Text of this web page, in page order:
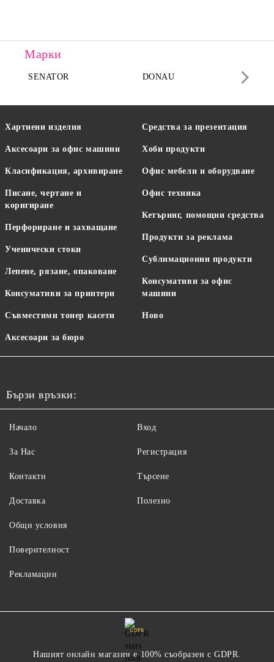
Марки
SENATOR DONAU
Хартиени изделия
Аксесоари за офис машини
Класификация, архивиране
Писане, чертане и
коригиране
Перфориране и захващане
Ученически стоки
Лепене, рязане, опаковане
Консумативи за принтери
Съвместими тонер касети
Аксесоари за бюро
Средства за презентация
Хоби продукти
Офис мебели и оборудване
Офис техника
Кетъринг, помощни средства
Продукти за реклама
Сублимационни продукти
Консумативи за офис
машини
Ново
Бързи връзки:
Начало
За Нас
Контакти
Доставка
Вход
Регистрация
Търсене
Полезно
Общи условия
Поверителност
Рекламации
GDPR
Нашият онлайн магазин е 100% съобразен с GDPR.